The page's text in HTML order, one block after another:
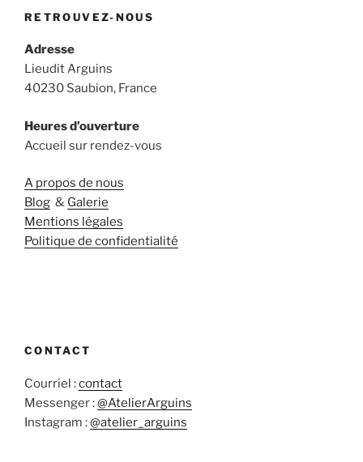
RETROUVEZ-NOUS
Adresse
Lieudit Arguins
40230 Saubion, France
Heures d’ouverture
Accueil sur rendez-vous
A propos de nous
Blog & Galerie
Mentions légales
Politique de confidentialité
CONTACT
Courriel :contact
Messenger :@AtelierArguins
Instagram :@atelier_arguins